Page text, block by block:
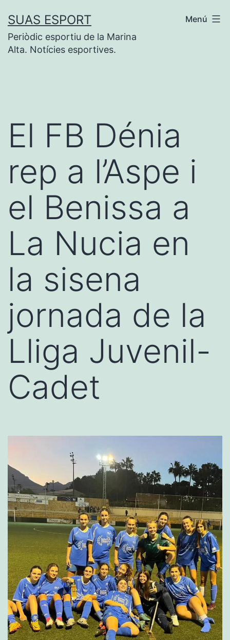
contingut
SUAS ESPORT
Periòdic esportiu de la Marina
Alta. Notícies esportives.
Menú
El FB Dénia
rep a l’Aspe i
el Benissa a
La Nucia en
la sisena
jornada de la
Lliga Juvenil-
Cadet